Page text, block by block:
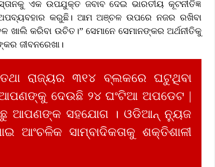
ଏକ ଉପଯୁକ୍ତ ଜବାବ ଦେଇ ଭାରତୀୟ କୂଟନୀତିଜ୍ଞ
କରୁଛି। ଆମ ଅଞ୍ଚଳ ଉପରେ ନଜର ରଖିବା
ଖାଲି କରିବା ଉଚିତ।” ସେମାନେ ସେମାନଙ୍କର ଅର୍ଥନୀତିକୁ
ଜୀବନରେଖା।
ରାଜ୍ୟର ୩୧୪ ବ୍ଲକରେ ଘଟୁଥିବା
ଦେଉଛି ୨୪ ଘଂଟିଆ ଅପଡେଟ |
ଆପଣଙ୍କ ସହଯୋଗ । ଓଡିଆନ୍ ନ୍ୟୁଜ
ଆଂଚଳିକ ସାମ୍ବାଦିକତାକୁ ଶକ୍ତିଶାଳୀ